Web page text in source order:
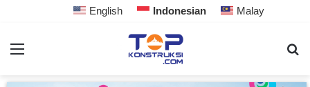
English Indonesian Malay